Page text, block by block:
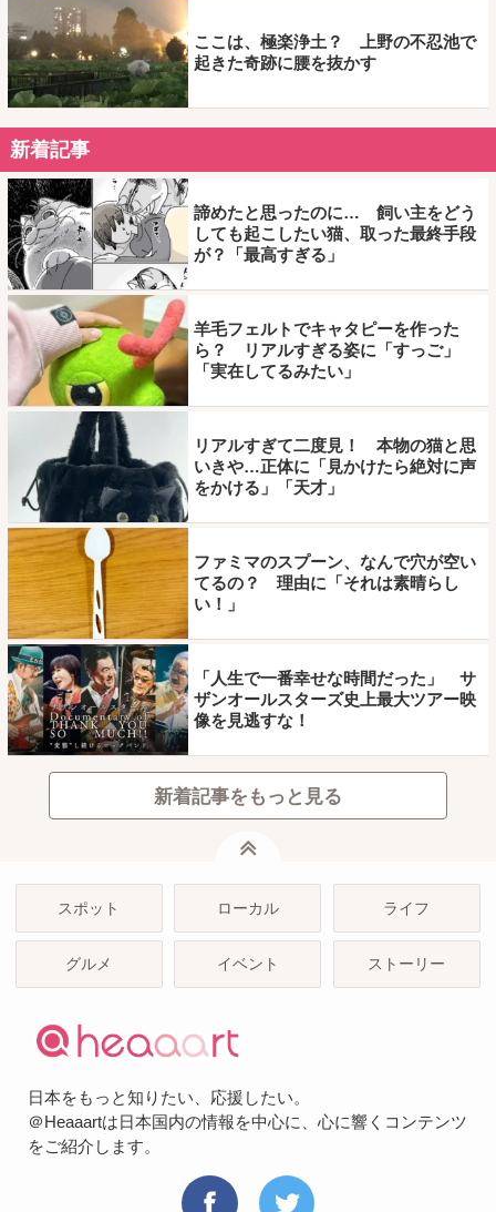
ここは、極楽浄土？ 上野の不忍池で
起きた奇跡に腰を抜かす
新着記事
諦めたと思ったのに… 飼い主をどう
しても起こしたい猫、取った最終手段
が？「最高すぎる」
羊毛フェルトでキャタピーを作った
ら？ リアルすぎる姿に「すっご」
「実在してるみたい」
リアルすぎて二度見！ 本物の猫と思
いきや…正体に「見かけたら絶対に声
をかける」「天才」
ファミマのスプーン、なんで穴が空い
てるの？ 理由に「それは素晴らし
い！」
「人生で一番幸せな時間だった」 サ
ザンオールスターズ史上最大ツアー映
像を見逃すな！
新着記事をもっと見る
スポット ローカル ライフ
グルメ イベント ストーリー
日本をもっと知りたい、応援したい。
＠Heaaartは日本国内の情報を中心に、心に響くコンテンツ
をご紹介します。